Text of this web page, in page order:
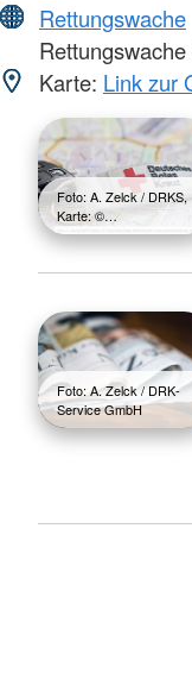
Rettungswache
Karte: Link zur
Foto: A. Zelck / DRKS,
Karte: ©…
Foto: A. Zelck / DRK-
Service GmbH